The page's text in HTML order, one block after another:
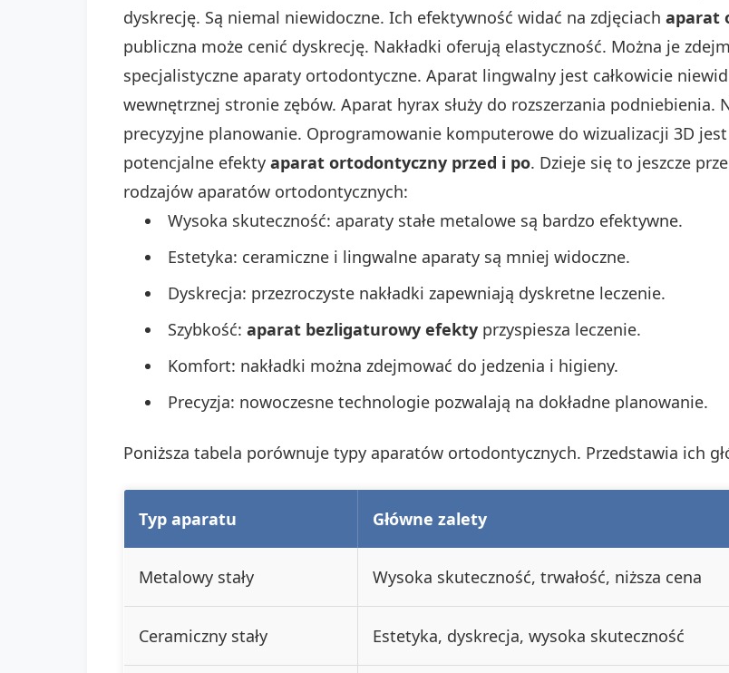
dyskrecję. Są niemal niewidoczne. Ich efektywność widać na zdjęciach aparat
publiczna może cenić dyskrecję. Nakładki oferują elastyczność. Można je
specjalistyczne aparaty ortodontyczne. Aparat lingwalny jest całkowicie
wewnętrznej stronie zębów. Aparat hyrax służy do rozszerzania podniebienia.
precyzyjne planowanie. Oprogramowanie komputerowe do wizualizacji 3D
potencjalne efekty aparat ortodontyczny przed i po. Dzieje się to jeszcze
rodzajów aparatów ortodontycznych:
Wysoka skuteczność: aparaty stałe metalowe są bardzo efektywne.
Estetyka: ceramiczne i lingwalne aparaty są mniej widoczne.
Dyskrecja: przezroczyste nakładki zapewniają dyskretne leczenie.
Szybkość: aparat bezligaturowy efekty przyspiesza leczenie.
Komfort: nakładki można zdejmować do jedzenia i higieny.
Precyzja: nowoczesne technologie pozwalają na dokładne planowanie.
Poniższa tabela porównuje typy aparatów ortodontycznych. Przedstawia ich
Typ aparatu Główne zalety
Metalowy stały Wysoka skuteczność, trwałość, niższa cena
Ceramiczny stały Estetyka, dyskrecja, wysoka skuteczność